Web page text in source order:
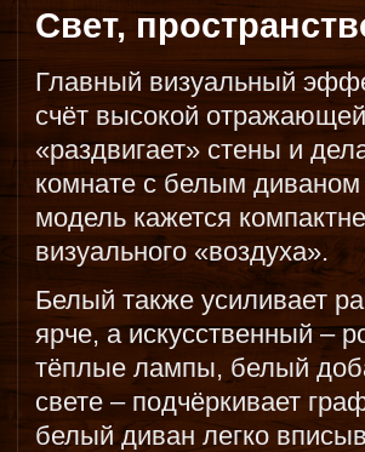
Свет,
Главный визуальный
счёт высокой
«раздвигает» стены и
комнате с белым диваном
модель кажется
визуального «воздуха».
Белый также усиливает
ярче, а искусственный –
тёплые лампы, белый
свете – подчёркивает
белый диван легко